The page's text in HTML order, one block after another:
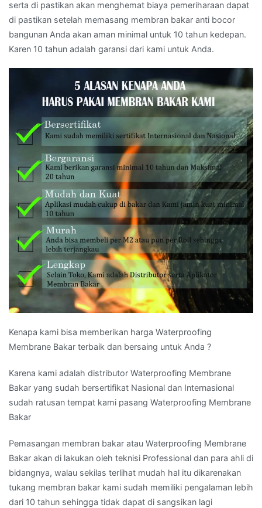
serta di pastikan akan menghemat biaya pemeriharaan dapat
di pastikan setelah memasang membran bakar anti bocor
bangunan Anda akan aman minimal untuk 10 tahun kedepan.
Karen 10 tahun adalah garansi dari kami untuk Anda.
Kenapa kami bisa memberikan harga Waterproofing
Membrane Bakar terbaik dan bersaing untuk Anda ?
Karena kami adalah distributor Waterproofing Membrane
Bakar yang sudah bersertifikat Nasional dan Internasional
sudah ratusan tempat kami pasang Waterproofing Membrane
Bakar
Pemasangan membran bakar atau Waterproofing Membrane
Bakar akan di lakukan oleh teknisi Professional dan para ahli di
bidangnya, walau sekilas terlihat mudah hal itu dikarenakan
tukang membran bakar kami sudah memiliki pengalaman lebih
dari 10 tahun sehingga tidak dapat di sangsikan lagi